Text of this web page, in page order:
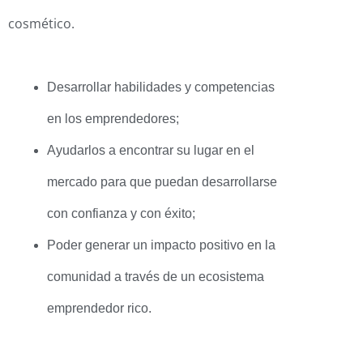
cosmético.
Desarrollar habilidades y competencias
en los emprendedores;
Ayudarlos a encontrar su lugar en el
mercado para que puedan desarrollarse
con confianza y con éxito;
Poder generar un impacto positivo en la
comunidad a través de un ecosistema
emprendedor rico.